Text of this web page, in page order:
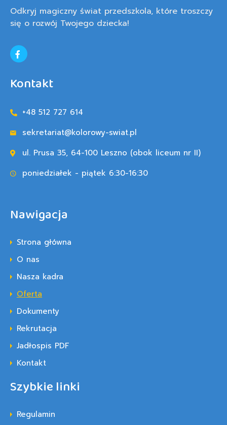
Odkryj magiczny świat przedszkola, które troszczy
się o rozwój Twojego dziecka!
Kontakt
+48 512 727 614
sekretariat@kolorowy-swiat.pl
ul. Prusa 35, 64-100 Leszno (obok liceum nr II)
poniedziałek - piątek 6:30-16:30
Nawigacja
Strona główna
O nas
Nasza kadra
Oferta
Dokumenty
Rekrutacja
Jadłospis PDF
Kontakt
Szybkie linki
Regulamin